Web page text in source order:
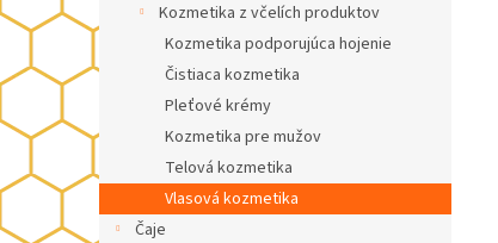
Kozmetika z včelích produktov
Kozmetika podporujúca hojenie
Čistiaca kozmetika
Pleťové krémy
Kozmetika pre mužov
Telová kozmetika
Vlasová kozmetika
Čaje